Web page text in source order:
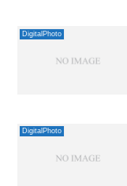
DigitalPhoto
DigitalPhoto